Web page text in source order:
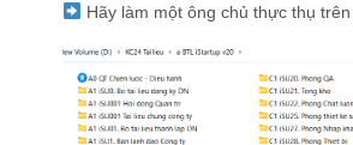
Hãy làm một ông chủ thực thụ